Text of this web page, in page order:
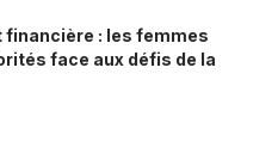
: les femmes
face aux défis de la